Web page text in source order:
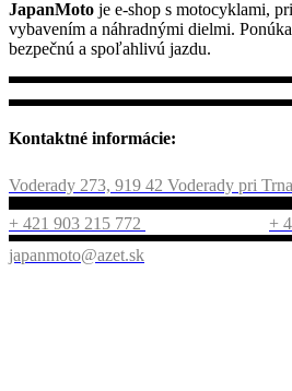
JapanMoto je e-shop s motocyklami,
vybavením a náhradnými dielmi.
bezpečnú a spoľahlivú jazdu.
Kontaktné informácie:
Voderady 273, 919 42 Voderady pri
+ 421 903 215 772
+
japanmoto@azet.sk